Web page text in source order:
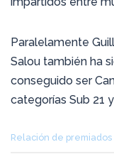
Paralelamente
Salou también ha
conseguido ser
categorías Sub 21
Relación de premiados